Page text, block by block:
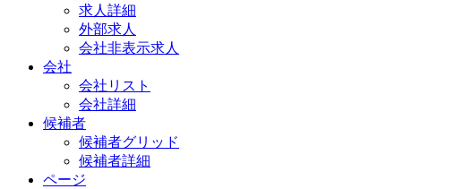
求人詳細
外部求人
会社非表示求人
会社
会社リスト
会社詳細
候補者
候補者グリッド
候補者詳細
ページ